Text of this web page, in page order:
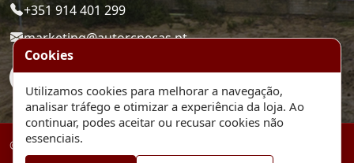
+351 914 401 299
marketing@autorcpecas.pt
© 2026 Auto RC Pecas. Plataforma de comercio eletronico.
Cookies
Utilizamos cookies para melhorar a navegação,
analisar tráfego e otimizar a experiência da loja. Ao
continuar, podes aceitar ou recusar cookies não
essenciais.